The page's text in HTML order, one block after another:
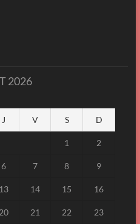
2026
J V S D
1 2
6 7 8 9
13 14 15 16
20 21 22 23